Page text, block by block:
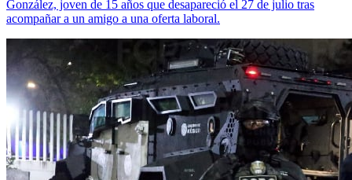
González, joven de 15 años que desapareció el 27 de julio tras
acompañar a un amigo a una oferta laboral.